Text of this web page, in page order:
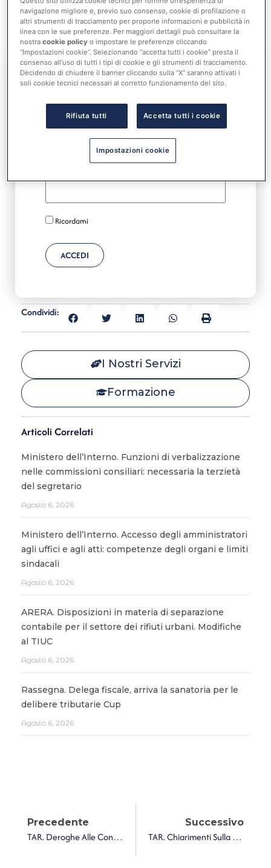
Contratti Pubblici e dal decreto-legge 6 novembre
2021, n. 152, per proposte progettuali finanziate
nell’ambito del PNRR.
leggere tutta la notizia
Nome utente o indirizzo email
Ricordami
ACCEDI
Condividi:
I Nostri Servizi
Formazione
Articoli Correlati
Ministero dell’Interno. Funzioni di verbalizzazione
nelle commissioni consiliari: necessaria la terzietà
del segretario
Agosto 6, 2026
Ministero dell’Interno. Accesso degli amministratori
agli uffici e agli atti: competenze degli organi e limiti
sindacali
Agosto 6, 2026
ARERA. Disposizioni in materia di separazione
contabile per il settore dei rifiuti urbani. Modifiche
al TIUC
Agosto 6, 2026
Rassegna. Delega fiscale, arriva la sanatoria per le
delibere tributarie Cup
Agosto 6, 2026
Precedente
TAR. Deroghe Alle Convenzioni Consip: Le Condizioni Per Gli Acquisti Autonomi Delle Amministrazioni Pubbliche
Successivo
TAR. Chiarimenti Sulla Posizione Del Promotore Nel Project Financing
navigazione migliore e, previo suo consenso, cookie di profilazione o
altri strumenti di tracciamento per proporle informazioni e pubblicità in
linea con le sue preferenze. Per maggiori dettagli può consultare la
nostracookie policy o impostare le preferenze cliccando
“Impostazioni cookie”. Selezionando “accetta tutti i cookie” presta il
consenso all’uso di tutti i tipi di cookie e gli strumenti di tracciamento.
Decidendo di chiudere il banner cliccando sulla “X” saranno attivati i
soli cookie tecnici necessari al corretto funzionamento del sito.
Rifiuta tutti Accetta tutti i cookie
Impostazioni cookie